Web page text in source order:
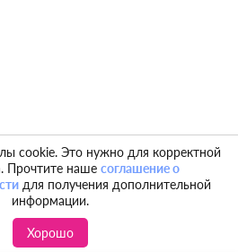
cookie. Это нужно для корректной
Прочтите наше соглашение о
для получения дополнительной
информации.
Хорошо